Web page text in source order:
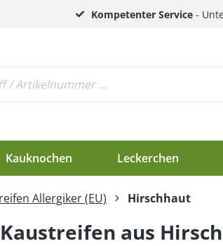
Kompetenter Service-
Kauknochen Leckerchen
Ware
Standard
Allergiker (EU) Hirschhaut
Kaustreifen aus